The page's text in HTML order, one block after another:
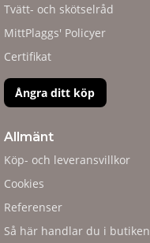
Tvätt- och skötselråd
MittPlaggs' Policyer
Certifikat
Ångra ditt köp
Allmänt
Köp- och leveransvillkor
Cookies
Referenser
Så här handlar du i butiken